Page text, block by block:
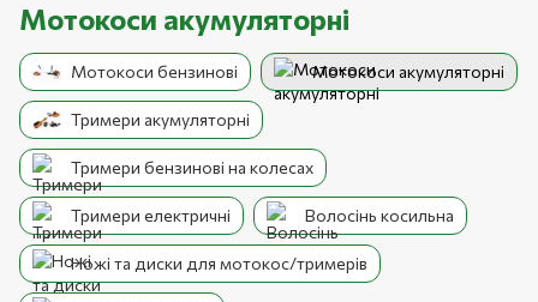
Мотокоси акумуляторні
Мотокоси бензинові Мотокоси акумуляторні
Тримери акумуляторні
Тримери бензинові на колесах
Тримери електричні Волосінь косильна
Ножі та диски для мотокос/тримерів